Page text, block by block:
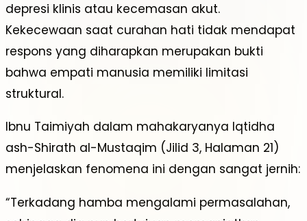
depresi klinis atau kecemasan akut.
Kekecewaan saat curahan hati tidak mendapat
respons yang diharapkan merupakan bukti
bahwa empati manusia memiliki limitasi
struktural.
Ibnu Taimiyah dalam mahakaryanya Iqtidha
ash-Shirath al-Mustaqim (Jilid 3, Halaman 21)
menjelaskan fenomena ini dengan sangat jernih:
“Terkadang hamba mengalami permasalahan,